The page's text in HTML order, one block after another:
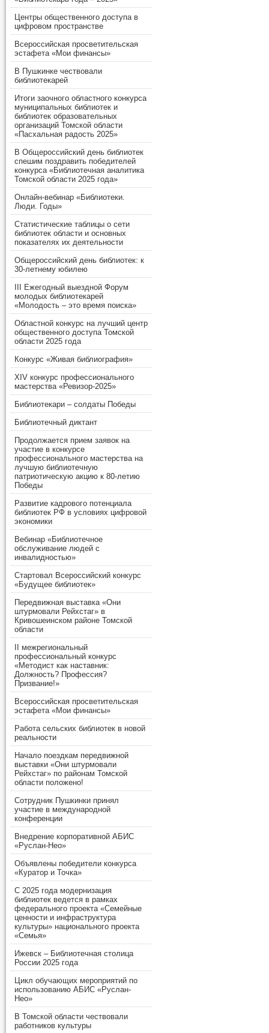
Центры общественного доступа в
цифровом пространстве
Всероссийская просветительская
эстафета «Мои финансы»
В Пушкинке чествовали
библиотекарей
Итоги заочного областного конкурса
муниципальных библиотек и
библиотек образовательных
организаций Томской области
«Пасхальная радость 2025»
В Общероссийский день библиотек
спешим поздравить победителей
конкурса «Библиотечная аналитика
Томской области 2025 года»
Онлайн-вебинар «Библиотеки.
Люди. Годы»
Статистические таблицы о сети
библиотек области и основных
показателях их деятельности
Общероссийский день библиотек: к
30-летнему юбилею
III Ежегодный выездной Форум
молодых библиотекарей
«Молодость – это время поиска»
Областной конкурс на лучший центр
общественного доступа Томской
области 2025 года
Конкурс «Живая библиография»
XIV конкурс профессионального
мастерства «Ревизор-2025»
Библиотекари – солдаты Победы
Библиотечный диктант
Продолжается прием заявок на
участие в конкурсе
профессионального мастерства на
лучшую библиотечную
патриотическую акцию к 80-летию
Победы
Развитие кадрового потенциала
библиотек РФ в условиях цифровой
экономики
Вебинар «Библиотечное
обслуживание людей с
инвалидностью»
Стартовал Всероссийский конкурс
«Будущее библиотек»
Передвижная выставка «Они
штурмовали Рейхстаг» в
Кривошеинском районе Томской
области
II межрегиональный
профессиональный конкурс
«Методист как наставник:
Должность? Профессия?
Призвание!»
Всероссийская просветительская
эстафета «Мои финансы»
Работа сельских библиотек в новой
реальности
Начало поездкам передвижной
выставки «Они штурмовали
Рейхстаг» по районам Томской
области положено!
Сотрудник Пушкинки принял
участие в международной
конференции
Внедрение корпоративной АБИС
«Руслан-Нео»
Объявлены победители конкурса
«Куратор и Точка»
С 2025 года модернизация
библиотек ведется в рамках
федерального проекта «Семейные
ценности и инфраструктура
культуры» национального проекта
«Семья»
Ижевск – Библиотечная столица
России 2025 года
Цикл обучающих мероприятий по
использованию АБИС «Руслан-
Нео»
В Томской области чествовали
работников культуры